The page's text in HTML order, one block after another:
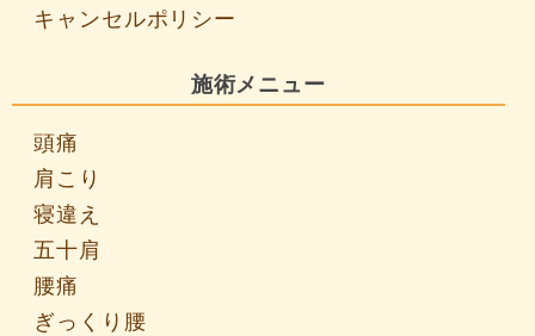
キャンセルポリシー
施術メニュー
頭痛
肩こり
寝違え
五十肩
腰痛
ぎっくり腰